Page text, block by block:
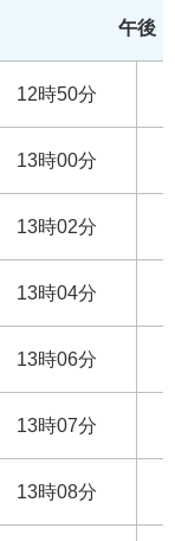
午後
12時50分
13時00分
13時02分
13時04分
13時06分
13時07分
13時08分